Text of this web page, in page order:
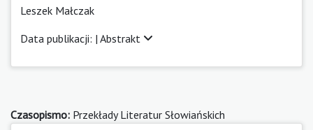
Leszek Małczak
Data publikacji: | Abstrakt
Czasopismo: Przekłady Literatur Słowiańskich